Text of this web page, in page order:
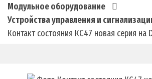
Модульное оборудование
Устройства управления и
Контакт состояния КС47 новая серия на